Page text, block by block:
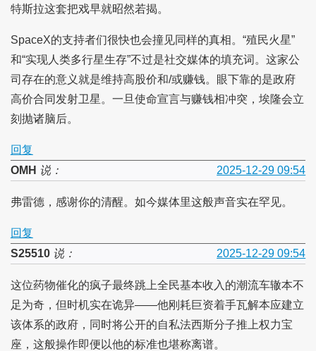
特斯拉这套把戏早就昭然若揭。
SpaceX的支持者们很快也会撞见同样的真相。“殖民火星”
和“实现人类多行星生存”不过是社交媒体的填充词。这家公
司存在的意义就是维持高股价和/或赚钱。眼下靠的是政府
高价合同发射卫星。一旦使命宣言与赚钱相冲突，埃隆会立
刻抛诸脑后。
回复
OMH 说： 2025-12-29 09:54
弗雷德，感谢你的清醒。如今媒体里这般声音实在罕见。
回复
S25510说： 2025-12-29 09:54
这位药物催化的疯子最终跳上全民基本收入的潮流车辙本不
足为奇，但时机实在诡异——他刚耗巨资着手瓦解本应建立
该体系的政府，同时将公开的自私法西斯分子推上权力宝
座，这般操作即便以他的标准也堪称离谱。